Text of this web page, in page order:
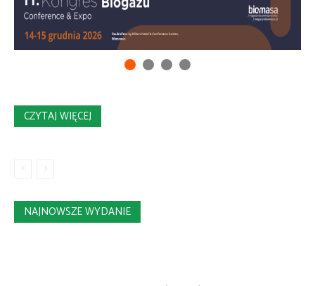
CZYTAJ WIĘCEJ
NAJNOWSZE WYDANIE